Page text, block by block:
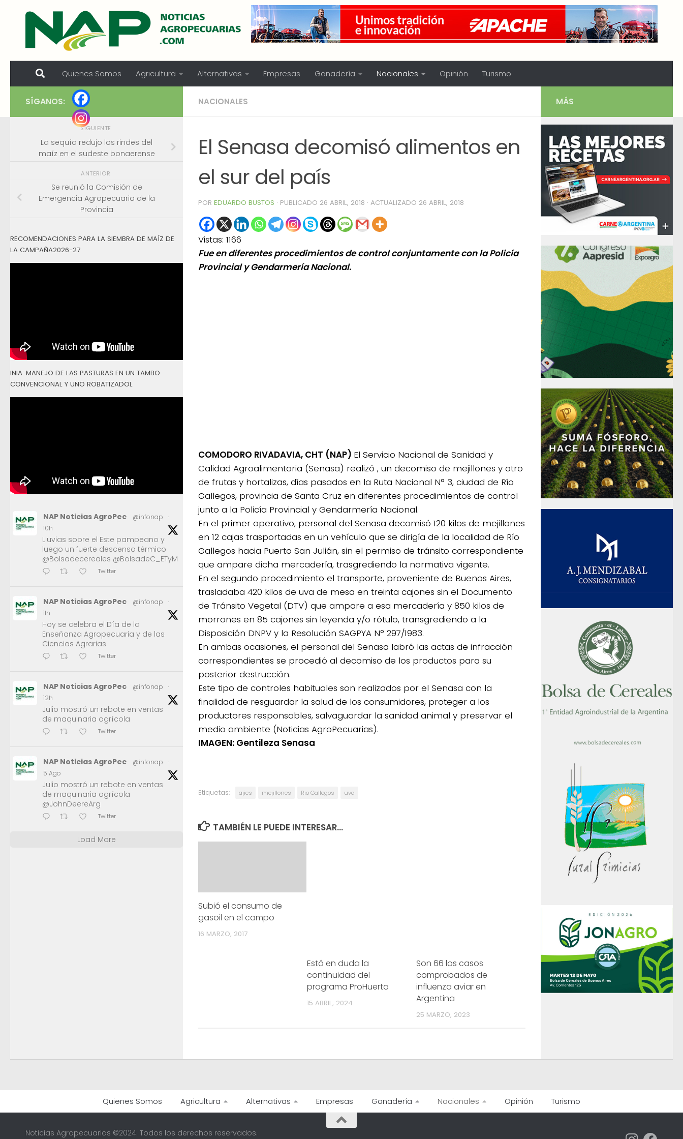
Skip to content
Quienes Somos Agricultura Alternativas Empresas Ganadería Nacionales Opinión Turismo
NACIONALES
El Senasa decomisó alimentos en
el sur del país
POR EDUARDO BUSTOS · PUBLICADO 26 ABRIL, 2018 · ACTUALIZADO 26 ABRIL, 2018
Vistas: 1166
Fue en diferentes procedimientos de control conjuntamente con la Policía
Provincial y Gendarmería Nacional.
COMODORO RIVADAVIA, CHT (NAP) El Servicio Nacional de Sanidad y
Calidad Agroalimentaria (Senasa) realizó , un decomiso de mejillones y otro
de frutas y hortalizas, días pasados en la Ruta Nacional N° 3, ciudad de Río
Gallegos, provincia de Santa Cruz en diferentes procedimientos de control
junto a la Policía Provincial y Gendarmería Nacional.
En el primer operativo, personal del Senasa decomisó 120 kilos de mejillones
en 12 cajas trasportadas en un vehículo que se dirigía de la localidad de Río
Gallegos hacia Puerto San Julián, sin el permiso de tránsito correspondiente
que ampare dicha mercadería, trasgrediendo la normativa vigente.
En el segundo procedimiento el transporte, proveniente de Buenos Aires,
trasladaba 420 kilos de uva de mesa en treinta cajones sin el Documento
de Tránsito Vegetal (DTV) que ampare a esa mercadería y 850 kilos de
morrones en 85 cajones sin leyenda y/o rótulo, transgrediendo a la
Disposición DNPV y la Resolución SAGPYA N° 297/1983.
En ambas ocasiones, el personal del Senasa labró las actas de infracción
correspondientes se procedió al decomiso de los productos para su
posterior destrucción.
Este tipo de controles habituales son realizados por el Senasa con la
finalidad de resguardar la salud de los consumidores, proteger a los
productores responsables, salvaguardar la sanidad animal y preservar el
medio ambiente (Noticias AgroPecuarias).
IMAGEN: Gentileza Senasa
Etiquetas: ajies mejillones Rio Gallegos uva
TAMBIÉN LE PUEDE INTERESAR...
Subió el consumo de
gasoil en el campo
16 MARZO, 2017
Está en duda la
continuidad del
programa ProHuerta
15 ABRIL, 2024
Son 66 los casos
comprobados de
influenza aviar en
Argentina
25 MARZO, 2023
SÍGANOS:
SIGUIENTE
La sequía redujo los rindes del
maíz en el sudeste bonaerense
ANTERIOR
Se reunió la Comisión de
Emergencia Agropecuaria de la
Provincia
RECOMENDACIONES PARA LA SIEMBRA DE MAÍZ DE
LA CAMPAÑA2026-27
INIA: MANEJO DE LAS PASTURAS EN UN TAMBO
CONVENCIONAL Y UNO ROBATIZADOL
NAP Noticias AgroPec @infonap
·
10h
Lluvias sobre el Este pampeano y
luego un fuerte descenso térmico
@Bolsadecereales @BolsadeC_ETyM
Twitter
NAP Noticias AgroPec @infonap
·
11h
Hoy se celebra el Día de la
Enseñanza Agropecuaria y de las
Ciencias Agrarias
Twitter
NAP Noticias AgroPec @infonap
·
12h
Julio mostró un rebote en ventas
de maquinaria agrícola
Twitter
NAP Noticias AgroPec @infonap
·
5 Ago
Julio mostró un rebote en ventas
de maquinaria agrícola
@JohnDeereArg
Twitter
Load More
MÁS
Quienes Somos Agricultura Alternativas Empresas Ganadería Nacionales Opinión Turismo
Noticias Agropecuarias ©2024. Todos los derechos reservados.